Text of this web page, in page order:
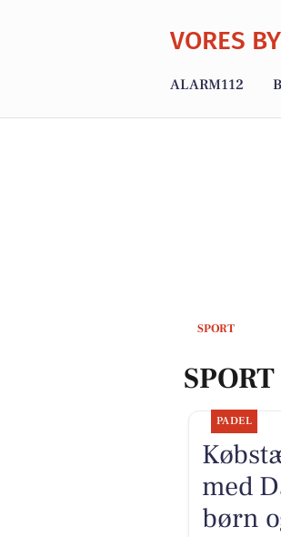
VORES BY
ALARM112
SPORT
SPORT
PADEL
med
børn